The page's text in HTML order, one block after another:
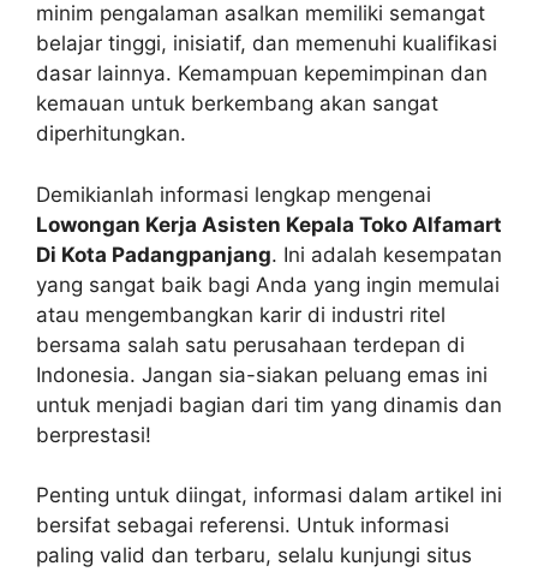
minim pengalaman asalkan memiliki semangat
belajar tinggi, inisiatif, dan memenuhi kualifikasi
dasar lainnya. Kemampuan kepemimpinan dan
kemauan untuk berkembang akan sangat
diperhitungkan.
Demikianlah informasi lengkap mengenai
Lowongan Kerja Asisten Kepala Toko Alfamart
Di Kota Padangpanjang. Ini adalah kesempatan
yang sangat baik bagi Anda yang ingin memulai
atau mengembangkan karir di industri ritel
bersama salah satu perusahaan terdepan di
Indonesia. Jangan sia-siakan peluang emas ini
untuk menjadi bagian dari tim yang dinamis dan
berprestasi!
Penting untuk diingat, informasi dalam artikel ini
bersifat sebagai referensi. Untuk informasi
paling valid dan terbaru, selalu kunjungi situs